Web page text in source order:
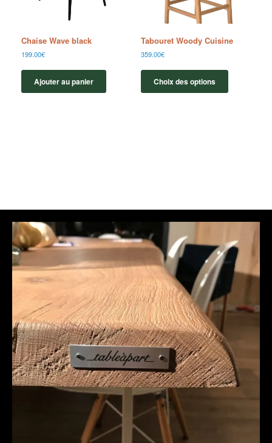
Chaise Wave black
199.00€
Ajouter au panier
Tabouret Woody Cuisine
359.00€
Choix des options